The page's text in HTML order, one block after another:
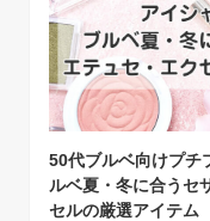
50代ブルベ向けプチ
ルベ夏・冬に合うセ
セルの厳選アイテム